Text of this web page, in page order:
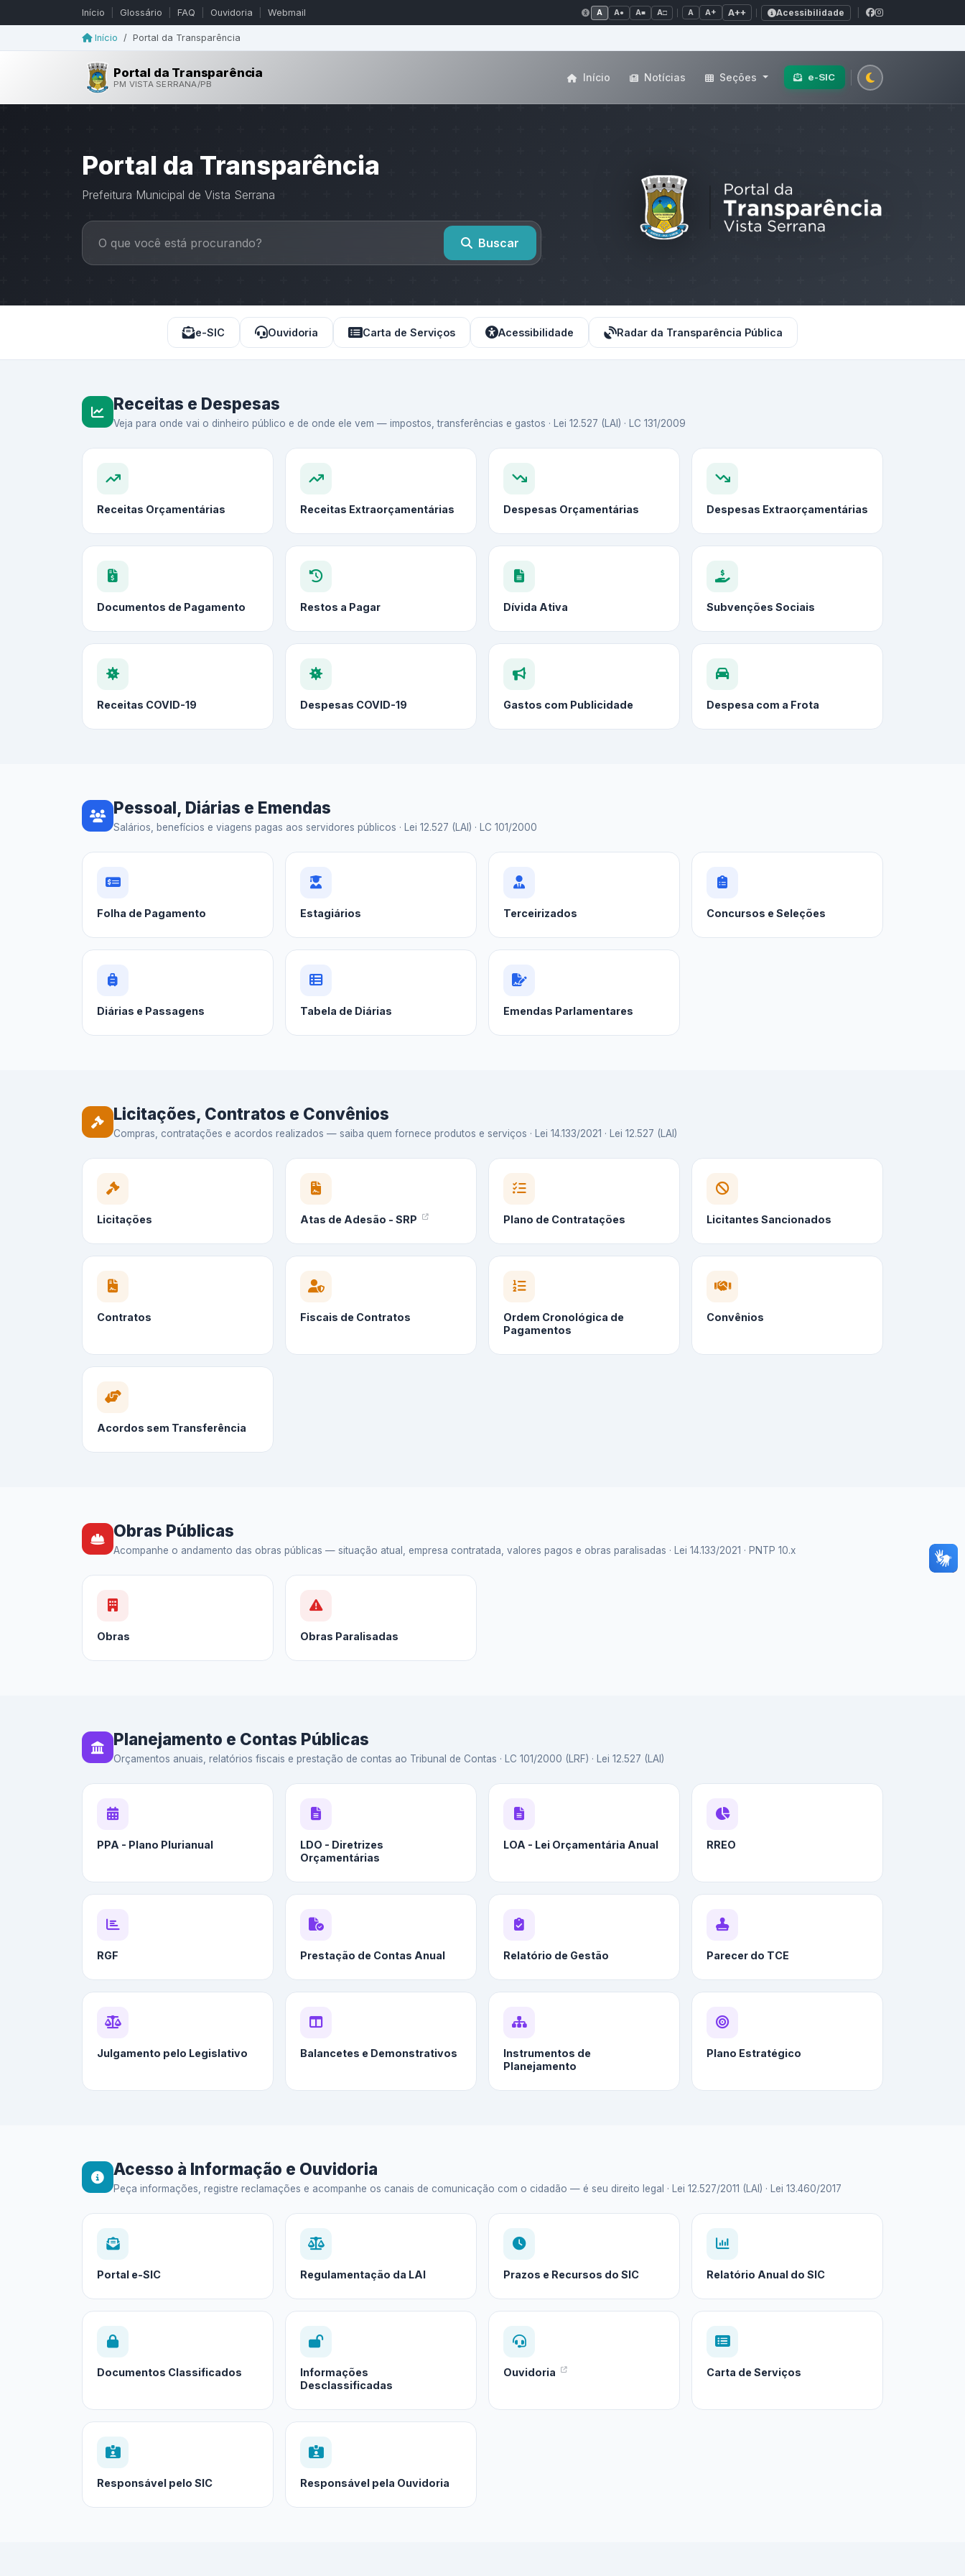
Início Glossário FAQ Ouvidoria Webmail A A● A■ A□ A A+ A++ Acessibilidade
Início / Portal da Transparência
Portal da Transparência
PM VISTA SERRANA/PB
Início Notícias Seções e-SIC
Portal da Transparência
Prefeitura Municipal de Vista Serrana
Buscar
e-SIC Ouvidoria Carta de Serviços Acessibilidade Radar da Transparência Pública
Receitas e Despesas
Veja para onde vai o dinheiro público e de onde ele vem — impostos, transferências e gastos · Lei 12.527 (LAI) · LC 131/2009
Receitas Orçamentárias Receitas Extraorçamentárias Despesas Orçamentárias Despesas Extraorçamentárias
Documentos de Pagamento Restos a Pagar Dívida Ativa Subvenções Sociais
Receitas COVID-19 Despesas COVID-19 Gastos com Publicidade Despesa com a Frota
Pessoal, Diárias e Emendas
Salários, benefícios e viagens pagas aos servidores públicos · Lei 12.527 (LAI) · LC 101/2000
Folha de Pagamento Estagiários Terceirizados Concursos e Seleções
Diárias e Passagens Tabela de Diárias Emendas Parlamentares
Licitações, Contratos e Convênios
Compras, contratações e acordos realizados — saiba quem fornece produtos e serviços · Lei 14.133/2021 · Lei 12.527 (LAI)
Licitações Atas de Adesão - SRP Plano de Contratações Licitantes Sancionados
Contratos Fiscais de Contratos
Ordem Cronológica de
Pagamentos
Convênios
Acordos sem Transferência
Obras Públicas
Acompanhe o andamento das obras públicas — situação atual, empresa contratada, valores pagos e obras paralisadas · Lei 14.133/2021 · PNTP 10.x
Obras Obras Paralisadas
Planejamento e Contas Públicas
Orçamentos anuais, relatórios fiscais e prestação de contas ao Tribunal de Contas · LC 101/2000 (LRF) · Lei 12.527 (LAI)
PPA - Plano Plurianual
LDO - Diretrizes
Orçamentárias
LOA - Lei Orçamentária Anual RREO
RGF Prestação de Contas Anual Relatório de Gestão Parecer do TCE
Julgamento pelo Legislativo Balancetes e Demonstrativos
Instrumentos de
Planejamento
Plano Estratégico
Acesso à Informação e Ouvidoria
Peça informações, registre reclamações e acompanhe os canais de comunicação com o cidadão — é seu direito legal · Lei 12.527/2011 (LAI) · Lei 13.460/2017
Portal e-SIC Regulamentação da LAI Prazos e Recursos do SIC Relatório Anual do SIC
Documentos Classificados
Informações
Desclassificadas
Ouvidoria Carta de Serviços
Responsável pelo SIC Responsável pela Ouvidoria